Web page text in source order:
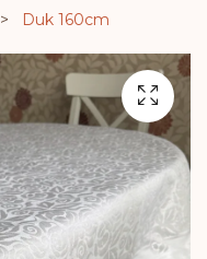
Duk 160cm